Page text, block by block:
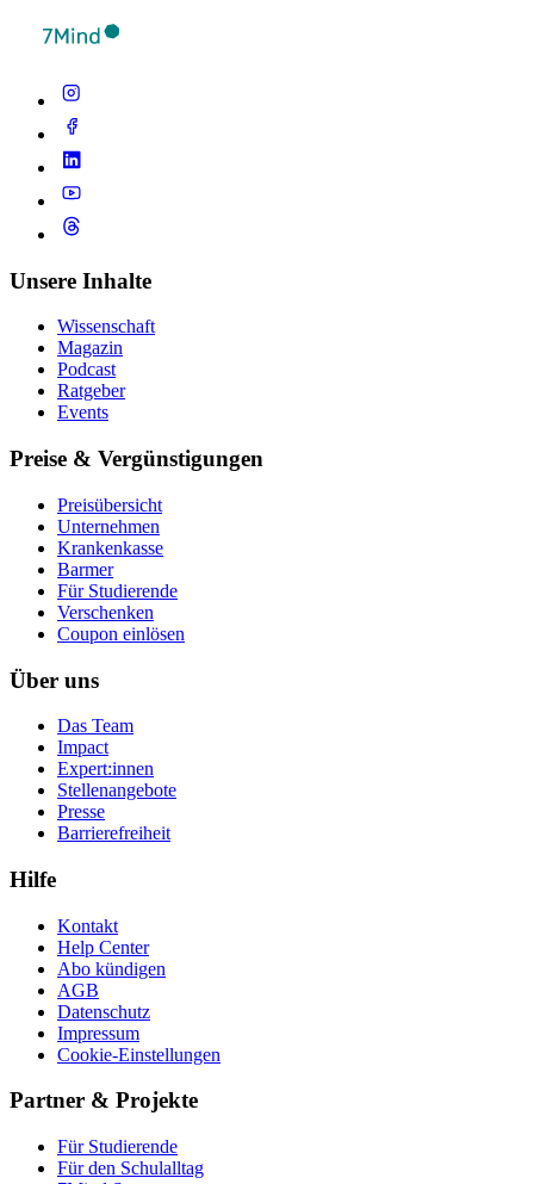
Unsere Inhalte
Wissenschaft
Magazin
Podcast
Ratgeber
Events
Preise & Vergünstigungen
Preisübersicht
Unternehmen
Krankenkasse
Barmer
Für Studierende
Ver­schen­ken
Coupon einlösen
Über uns
Das Team
Impact
Expert:innen
Stellenangebote
Presse
Barrierefreiheit
Hilfe
Kontakt
Help Center
Abo kündigen
AGB
Datenschutz
Impressum
Cookie-Einstellungen
Partner & Projekte
Für Stu­die­rende
Für den Schulalltag